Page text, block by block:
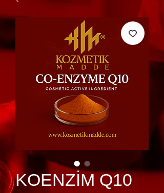
KOENZİM Q10